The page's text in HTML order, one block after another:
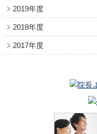
2019年度
2018年度
2017年度